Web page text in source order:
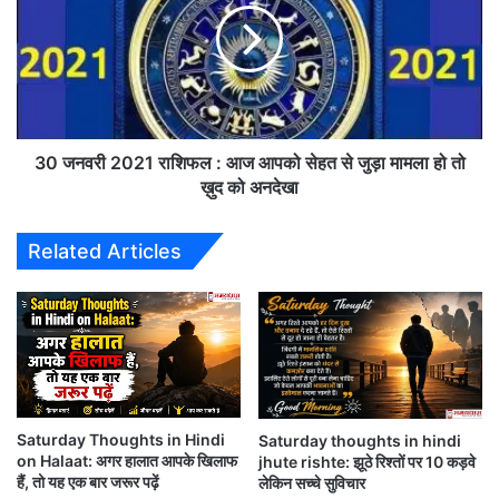
महात्मा गाँधी
Saturday thoughts-suvichar-gandhiji
thoughts-motivation quote in Hindi
यह सुविचार भी पढ़े
Tuesday Thoughts : किसी भी रिश्ते को बनाए रखने के
लिए गिड़गिड़ाने की जरुरत नहीं
Sunday Thoughts : असफल होना बुरा है लेकिन प्रयास
त्मा
गां
धी
7
ण्‍य
थि
आ
ज
गो
ड
से
की
गो
ली
व
री
2
2
फ
आ
ज
प
को
से
ह
त
से
30 जनवरी 2021 राशिफल : आज आपको सेहत से जुड़ा मामला हो तो
ख़ुद को अनदेखा
Related Articles
Saturday Thoughts in Hindi
on Halaat: अगर हालात आपके खिलाफ
हैं, तो यह एक बार जरूर पढ़ें
Saturday thoughts in hindi
jhute rishte: झूठे रिश्तों पर 10 कड़वे
लेकिन सच्चे सुविचार